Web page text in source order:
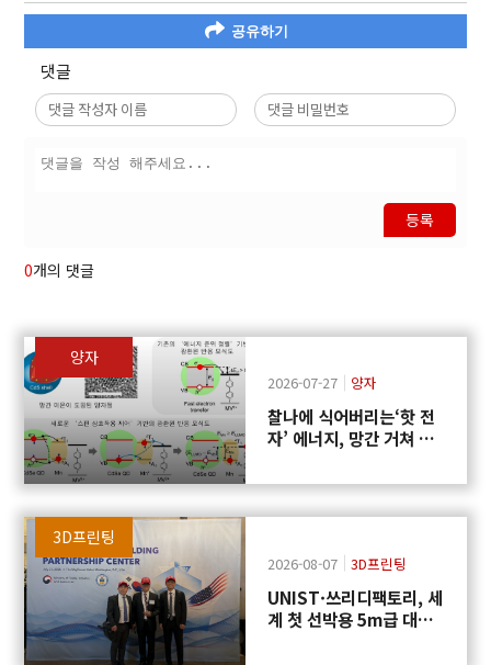
공유하기
댓글
등록
0개의 댓글
양자
2026-07-27 양자
찰나에 식어버리는‘핫 전
자’ 에너지, 망간 거쳐 화
3D프린팅
2026-08-07 3D프린팅
UNIST·쓰리디팩토리, 세
계 첫 선박용 5m급 대형